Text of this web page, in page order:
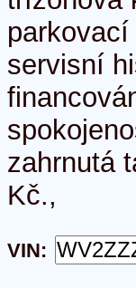
servisní
zahrnutá
Kč.,
VIN: